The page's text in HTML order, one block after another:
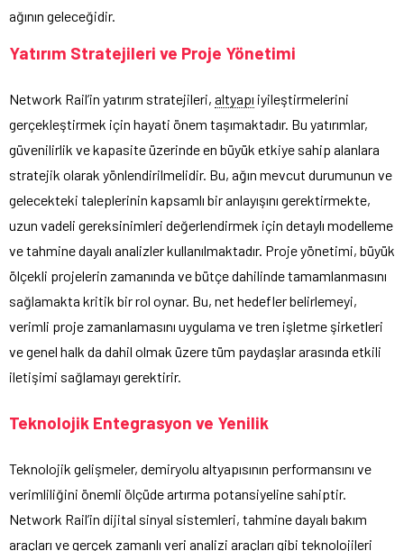
ağının geleceğidir.
Yatırım Stratejileri ve Proje Yönetimi
Network Rail’in yatırım stratejileri, altyapı iyileştirmelerini
gerçekleştirmek için hayati önem taşımaktadır. Bu yatırımlar,
güvenilirlik ve kapasite üzerinde en büyük etkiye sahip alanlara
stratejik olarak yönlendirilmelidir. Bu, ağın mevcut durumunun ve
gelecekteki taleplerinin kapsamlı bir anlayışını gerektirmekte,
uzun vadeli gereksinimleri değerlendirmek için detaylı modelleme
ve tahmine dayalı analizler kullanılmaktadır. Proje yönetimi, büyük
ölçekli projelerin zamanında ve bütçe dahilinde tamamlanmasını
sağlamakta kritik bir rol oynar. Bu, net hedefler belirlemeyi,
verimli proje zamanlamasını uygulama ve tren işletme şirketleri
ve genel halk da dahil olmak üzere tüm paydaşlar arasında etkili
iletişimi sağlamayı gerektirir.
Teknolojik Entegrasyon ve Yenilik
Teknolojik gelişmeler, demiryolu altyapısının performansını ve
verimliliğini önemli ölçüde artırma potansiyeline sahiptir.
Network Rail’in dijital sinyal sistemleri, tahmine dayalı bakım
araçları ve gerçek zamanlı veri analizi araçları gibi teknolojileri